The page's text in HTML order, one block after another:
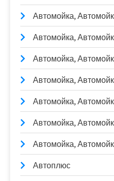
Автомойка,
Автомойка,
Автомойка,
Автомойка,
Автомойка,
Автомойка,
Автомойка,
Автоплюс